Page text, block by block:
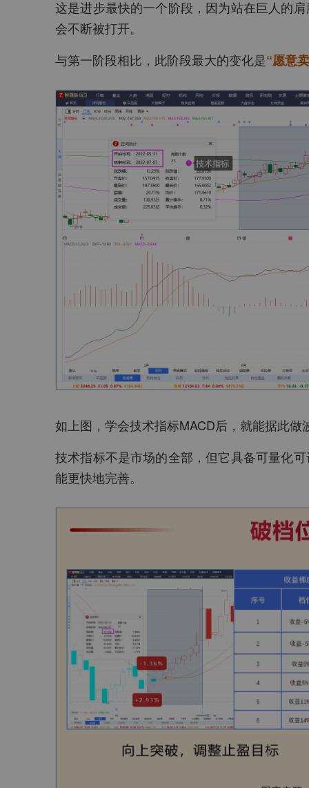
这是进步最快的一个阶段，因为站在巨人的
会不断被打开。
与第一阶段相比，此阶段最大的变化是“愿意
如上图，学会技术指标MACD后，就能据此做
技术指标不是市场的全部，但它具备可量化
能更快地完善。